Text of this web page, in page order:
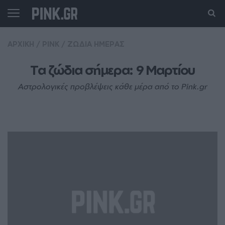
Τα ζώδια σήμερα: 9 Mαρτίου
Αστρολογικές προβλέψεις κάθε μέρα από το Pink.gr